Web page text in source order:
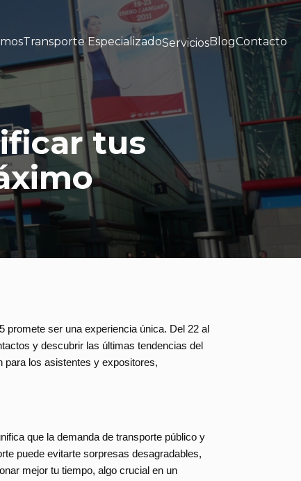
Transporte EspecializadoServiciosBlogContacto
tus
ser una experiencia única. Del 22 al
y descubrir las últimas tendencias del
para los asistentes y expositores,
que la demanda de transporte público y
puede evitarte sorpresas desagradables,
mejor tu tiempo, algo crucial en un